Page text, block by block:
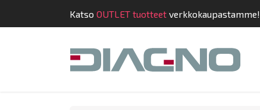
Katso OUTLET tuotteet verkkokaupastamme!
Shop